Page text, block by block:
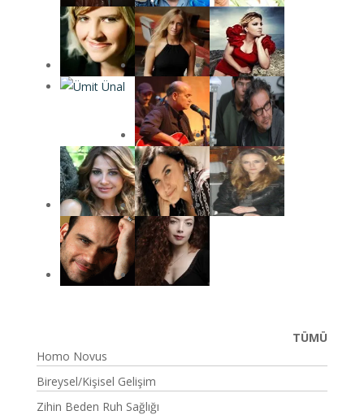
TÜMÜ
Homo Novus
Bireysel/Kişisel Gelişim
Zihin Beden Ruh Sağlığı